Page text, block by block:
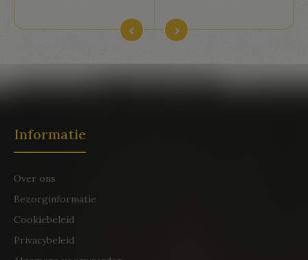
Informatie
Over ons
Bezorginformatie
Cookiebeleid
Privacybeleid